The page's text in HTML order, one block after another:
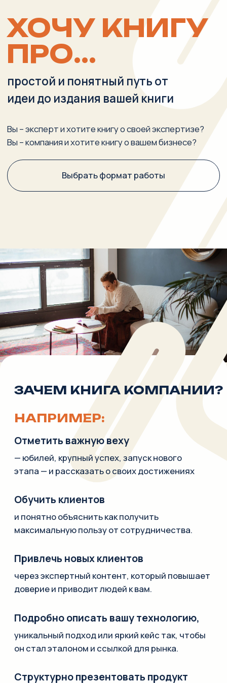
Вы – эксперт и хотите книгу о своей экспертизе?
Вы – компания и хотите книгу о вашем бизнесе?
Выбрать формат работы
книга работает как мощный символ зрелости
и статуса компании, усиливает репутацию
и вашу экспертизу в глазах партнеров,
клиентов и сотрудников.
— показать, во что компания верит и ради
чего работает.
Донести ценности и смысл
сотрудников
не в формате рекламного буклета, а как
серьёзное решение с логикой, примерами
и аргументами.
Структурно презентовать продукт
уникальный подход или яркий кейс так, чтобы
он стал эталоном и ссылкой для рынка.
Подробно описать вашу технологию,
через экспертный контент, который повышает
доверие и приводит людей к вам.
Привлечь новых клиентов
и понятно объяснить как получить
максимальную пользу от сотрудничества.
Обучить клиентов
— юбилей, крупный успех, запуск нового
этапа — и рассказать о своих достижениях
Отметить важную веху